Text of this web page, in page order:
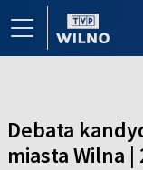
Debata
miasta Wilna |